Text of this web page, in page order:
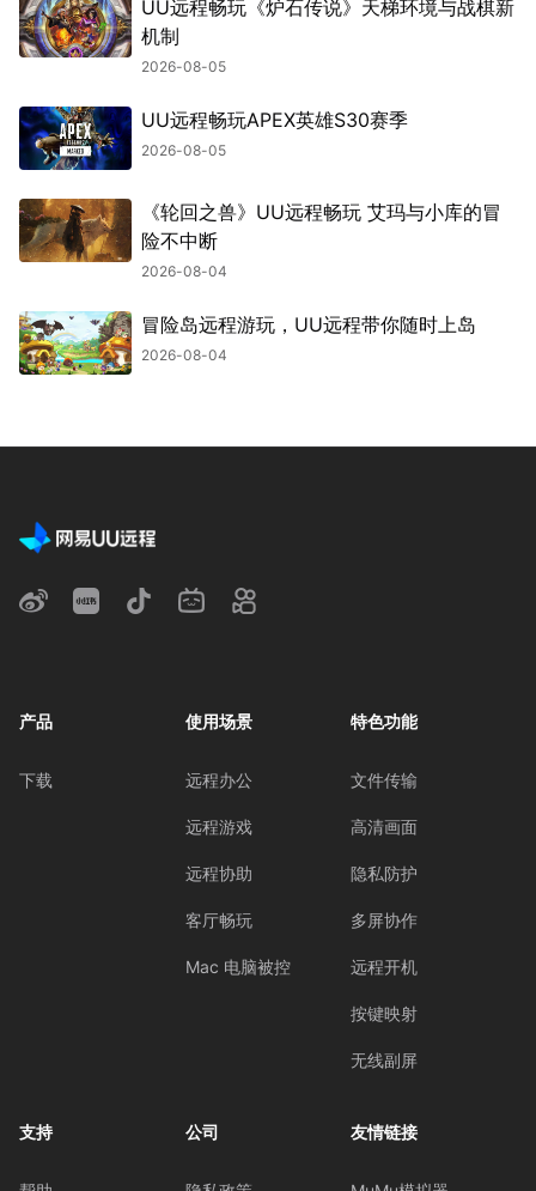
UU远程畅玩《炉石传说》天梯环境与战棋新
机制
2026-08-05
UU远程畅玩APEX英雄S30赛季
2026-08-05
《轮回之兽》UU远程畅玩 艾玛与小库的冒
险不中断
2026-08-04
冒险岛远程游玩，UU远程带你随时上岛
2026-08-04
产品
下载
使用场景
远程办公
远程游戏
远程协助
客厅畅玩
Mac 电脑被控
特色功能
文件传输
高清画面
隐私防护
多屏协作
远程开机
按键映射
无线副屏
支持 公司 友情链接